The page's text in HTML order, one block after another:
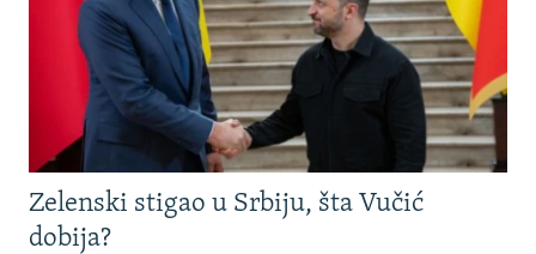
Zelenski stigao u Srbiju, šta Vučić
dobija?